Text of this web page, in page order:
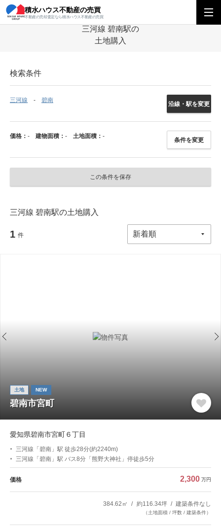
積水ハウス不動産の売買
不動産の売却査定なら積水ハウス不動産の売買
積水ハウス不動産の売買 中部エリア 碧南駅
三河線 碧南駅の
土地購入
検索条件
三河線 碧南
沿線・駅を変更
価格： - 建物面積： - 土地面積： -
条件を変更
この条件を保存
三河線 碧南駅の土地購入
1 件
土地 NEW
碧南市宮町
愛知県碧南市宮町６丁目
三河線「碧南」駅 徒歩28分(約2240m)
三河線「碧南」駅 バス8分「熊野大神社」停徒歩5分
価格 2,300 万円
384.62㎡ 約116.34坪 建築条件なし
（土地面積 / 坪数 / 建築条件）